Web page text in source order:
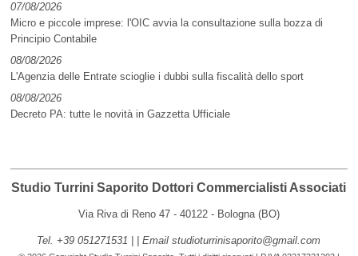
07/08/2026
Micro e piccole imprese: l'OIC avvia la consultazione sulla bozza di
Principio Contabile
08/08/2026
L'Agenzia delle Entrate scioglie i dubbi sulla fiscalità dello sport
08/08/2026
Decreto PA: tutte le novità in Gazzetta Ufficiale
Studio Turrini Saporito Dottori Commercialisti Associati
Via Riva di Reno 47 - 40122 - Bologna (BO)
Tel.+39 051271531 | Emailstudioturrinisaporito@gmail.com